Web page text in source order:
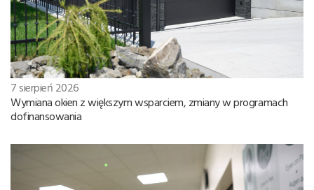
7 sierpień 2026
Wymiana okien z większym wsparciem, zmiany w programach
dofinansowania